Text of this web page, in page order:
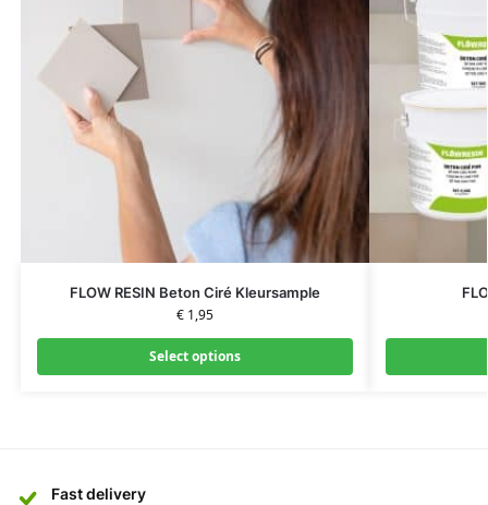
FLOW RESIN Beton Ciré Kleursample
€1,95
Select options
Fast delivery